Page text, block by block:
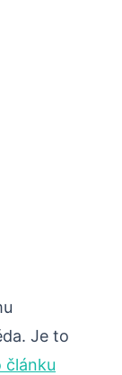
Je to